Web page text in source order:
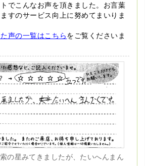
でこんなお声を頂きました。 お言葉
すのサービス向上に努めてまいりま
声の一覧はこちらをご覧くださいま
の星みてきましたが、たいへんまん